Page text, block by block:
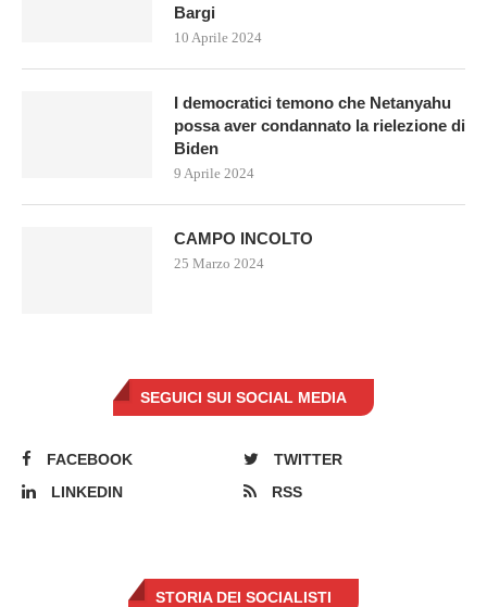
Bargi
10 Aprile 2024
I democratici temono che Netanyahu
possa aver condannato la rielezione di
Biden
9 Aprile 2024
CAMPO INCOLTO
25 Marzo 2024
SEGUICI SUI SOCIAL MEDIA
FACEBOOK
TWITTER
LINKEDIN
RSS
STORIA DEI SOCIALISTI